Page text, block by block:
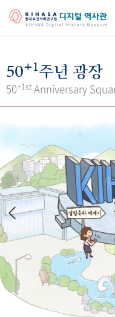
걸어온 길 기관 변천사
키워드로
간행물 변천사
기록물 아카이브
사진 아카이브 문서 기
50+1 주년 기념
성과 50선 숫자로 보는
세계와 함께 한 KIHASA
50+1주년 광장
50+1st Anniversary